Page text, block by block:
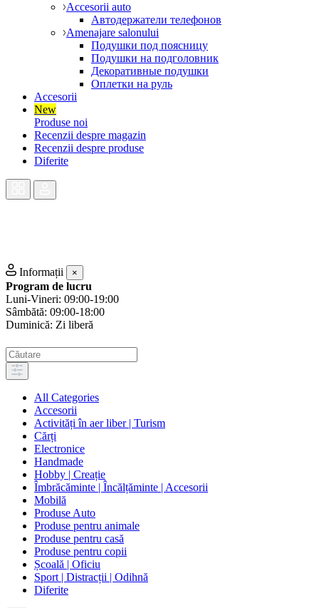
Accesorii auto
Автодержатели телефонов
Amenajare salonului
Подушки под поясницу
Подушки на подголовник
Декоративные подушки
Оплетки на руль
Accesorii
New
Produse noi
Recenzii despre magazin
Recenzii despre produse
Diferite
Informații ×
Program de lucru
Luni-Vineri: 09:00-19:00
Sâmbătă: 09:00-18:00
Duminică: Zi liberă
All Categories
Accesorii
Activități în aer liber | Turism
Cărți
Electronice
Handmade
Hobby | Creație
Îmbrăcăminte | Încălțăminte | Accesorii
Mobilă
Produse Auto
Produse pentru animale
Produse pentru casă
Produse pentru copii
Școală | Oficiu
Sport | Distracții | Odihnă
Diferite